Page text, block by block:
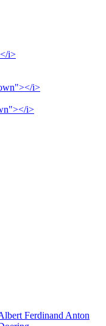
i>
i>
i>
Ferdinand Anton